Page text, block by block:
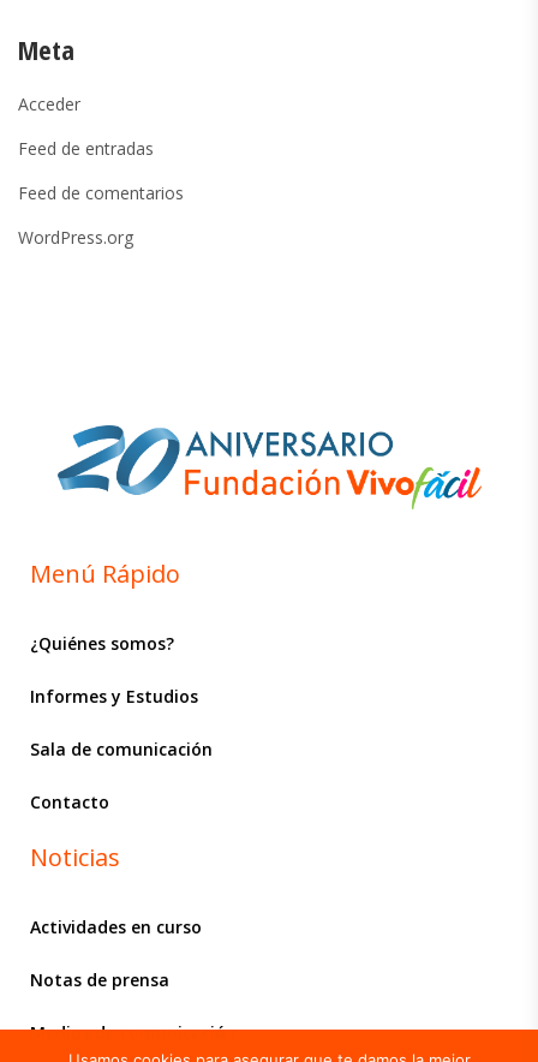
Meta
Acceder
Feed de entradas
Feed de comentarios
WordPress.org
Menú Rápido
¿Quiénes somos?
Informes y Estudios
Sala de comunicación
Contacto
Noticias
Actividades en curso
Notas de prensa
Medios de comunicación